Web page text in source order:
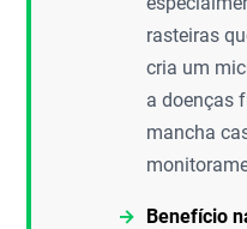
rasteiras
cria um
a doenças
mancha
Benefício